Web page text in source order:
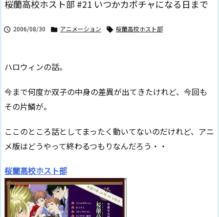
桜蘭高校ホスト部 #21 いつかカボチャになる日まで
 2006/08/30  アニメーション  桜蘭高校ホスト部
ハロウィンの話。
今まで何度か双子の中身の差異が出てきたけれど、今回も
その片鱗が。
ここのところ話としてまったく動いてないのだけれど、アニ
メ版はどうやって終わるつもりなんだろう・・
桜蘭高校ホスト部